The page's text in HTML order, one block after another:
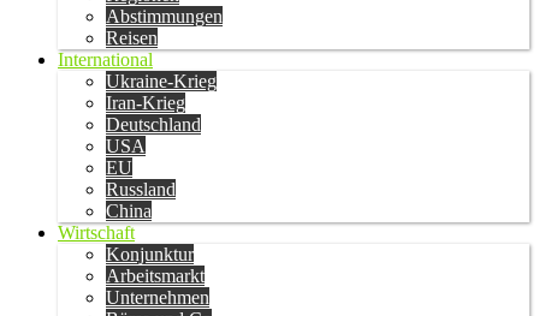
Abstimmungen
Reisen
International
Ukraine-Krieg
Iran-Krieg
Deutschland
USA
EU
Russland
China
Wirtschaft
Konjunktur
Arbeitsmarkt
Unternehmen